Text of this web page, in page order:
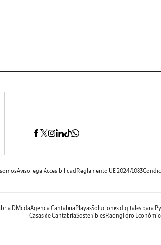
Aviso legal Accesibilidad Reglamento UE 2024/1083
DModaAgenda Cantabria PlayasSoluciones digitales para
Casas de CantabriaSosteniblesRacing Foro